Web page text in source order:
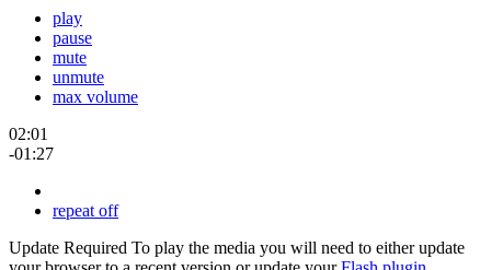
play
pause
mute
unmute
max volume
02:01
-01:27
repeat off
Update Required To play the media you will need to either update